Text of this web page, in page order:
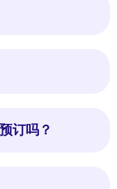
订吗？